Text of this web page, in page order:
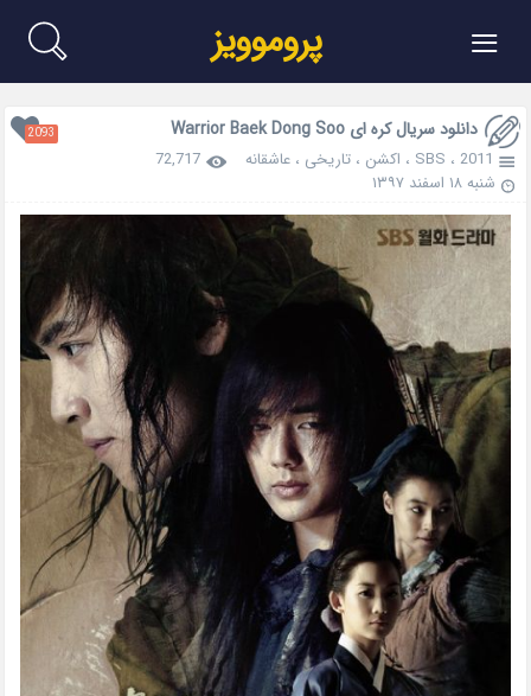
≡ پروموویز
دانلود سریال کره ای Warrior Baek Dong Soo 2093
2011 ، SBS ، اکشن ،تاریخی ،عاشقانه
72,717
شنبه ۱۸ اسفند ۱۳۹۷